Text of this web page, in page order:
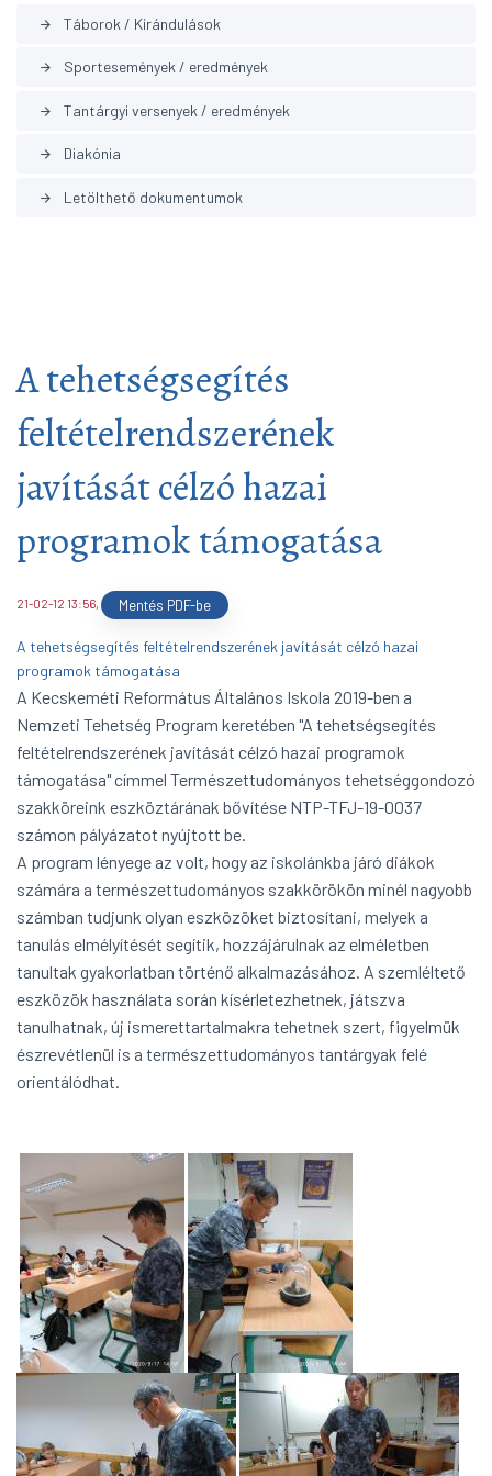
arrow_forward Táborok / Kirándulások
arrow_forward Sportesemények / eredmények
arrow_forward Tantárgyi versenyek / eredmények
arrow_forward Diakónia
arrow_forward Letölthető dokumentumok
A tehetségsegítés
feltételrendszerének
javítását célzó hazai
programok támogatása
21-02-12 13:56, Mentés PDF-be
A tehetségsegítés feltételrendszerének javítását célzó hazai
programok támogatása
A Kecskeméti Református Általános Iskola 2019-ben a
Nemzeti Tehetség Program keretében "A tehetségsegítés
feltételrendszerének javítását célzó hazai programok
támogatása" címmel Természettudományos tehetséggondozó
szakköreink eszköztárának bővítése NTP-TFJ-19-0037
számon pályázatot nyújtott be.
A program lényege az volt, hogy az iskolánkba járó diákok
számára a természettudományos szakkörökön minél nagyobb
számban tudjunk olyan eszközöket biztosítani, melyek a
tanulás elmélyítését segítik, hozzájárulnak az elméletben
tanultak gyakorlatban történő alkalmazásához. A szemléltető
eszközök használata során kísérletezhetnek, játszva
tanulhatnak, új ismerettartalmakra tehetnek szert, figyelmük
észrevétlenül is a természettudományos tantárgyak felé
orientálódhat.